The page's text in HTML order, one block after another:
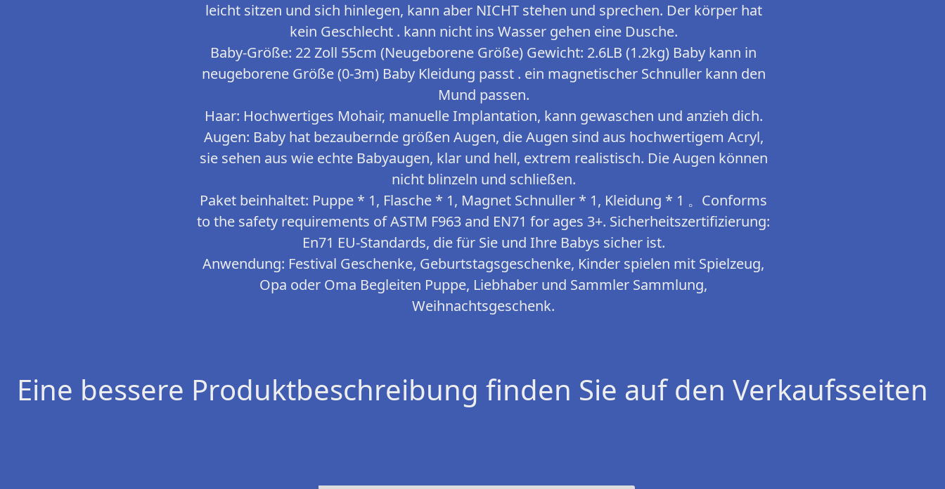
leicht sitzen und sich hinlegen, kann aber NICHT stehen und sprechen. Der körper hat
kein Geschlecht . kann nicht ins Wasser gehen eine Dusche.
Baby-Größe: 22 Zoll 55cm (Neugeborene Größe) Gewicht: 2.6LB (1.2kg) Baby kann in
neugeborene Größe (0-3m) Baby Kleidung passt . ein magnetischer Schnuller kann den
Mund passen.
Haar: Hochwertiges Mohair, manuelle Implantation, kann gewaschen und anzieh dich.
Augen: Baby hat bezaubernde größen Augen, die Augen sind aus hochwertigem Acryl,
sie sehen aus wie echte Babyaugen, klar und hell, extrem realistisch. Die Augen können
nicht blinzeln und schließen.
Paket beinhaltet: Puppe * 1, Flasche * 1, Magnet Schnuller * 1, Kleidung * 1 。Conforms
to the safety requirements of ASTM F963 and EN71 for ages 3+. Sicherheitszertifizierung:
En71 EU-Standards, die für Sie und Ihre Babys sicher ist.
Anwendung: Festival Geschenke, Geburtstagsgeschenke, Kinder spielen mit Spielzeug,
Opa oder Oma Begleiten Puppe, Liebhaber und Sammler Sammlung,
Weihnachtsgeschenk.
Eine bessere Produktbeschreibung finden Sie auf den Verkaufsseiten